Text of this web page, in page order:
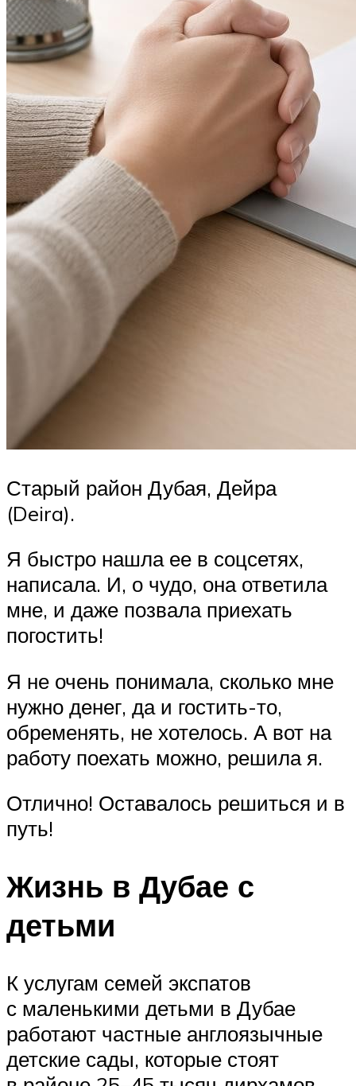
Старый район Дубая, Дейра
(Deira).
Я быстро нашла ее в соцсетях,
написала. И, о чудо, она ответила
мне, и даже позвала приехать
погостить!
Я не очень понимала, сколько мне
нужно денег, да и гостить-то,
обременять, не хотелось. А вот на
работу поехать можно, решила я.
Отлично! Оставалось решиться и в
путь!
Жизнь в Дубае с
детьми
К услугам семей экспатов
с маленькими детьми в Дубае
работают частные англоязычные
детские сады, которые стоят